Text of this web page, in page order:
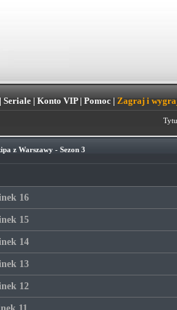
Seriale| Konto VIP| Pomoc| Zagraj i
z Warszawy - Sezon 3
16
15
14
13
12